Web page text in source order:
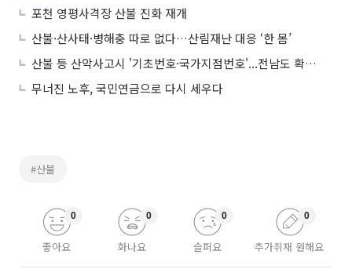
포천 영평사격장 산불 진화 재개
산불·산사태·병해충 따로 없다…산림재난 대응 ‘한 몸’
산불 등 산악사고시 '기초번호·국가지점번호'...전남도 확인해야
무너진 노후, 국민연금으로 다시 세우다
#산불
좋아요
0
화나요
0
슬퍼요
0
추가취재 원해요
0